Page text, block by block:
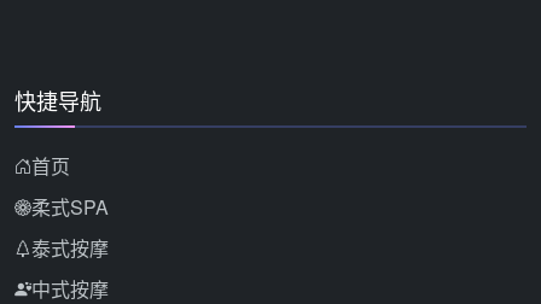
快捷导航
首页
柔式SPA
泰式按摩
中式按摩